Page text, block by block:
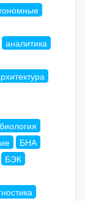
аналитика
биология
БНА
БЭК